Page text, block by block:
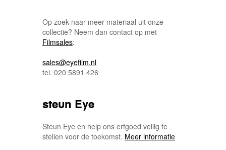
Op zoek naar meer materiaal uit onze
collectie? Neem dan contact op met
Filmsales:
sales@eyefilm.nl
tel. 020 5891 426
steun Eye
Steun Eye en help ons erfgoed veilig te
stellen voor de toekomst. Meer informatie